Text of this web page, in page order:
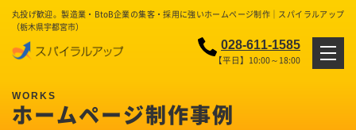
丸投げ歓迎。製造業・BtoB企業の集客・採用に強いホームページ制作｜スパイラルアップ
（栃木県宇都宮市）
028-611-1585
【平日】10:00～18:00
ホームページ制作事例